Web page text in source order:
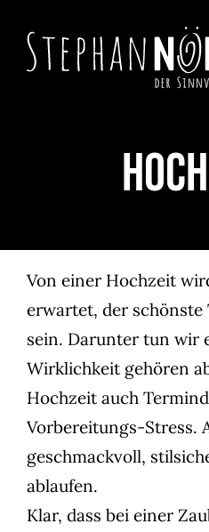
Inhalt
springen
Von einer Hochzeit
erwartet, der schönste
sein. Darunter tun wir
Wirklichkeit gehören
Hochzeit auch
Vorbereitungs-Stress.
geschmackvoll,
ablaufen.
Klar, dass bei einer